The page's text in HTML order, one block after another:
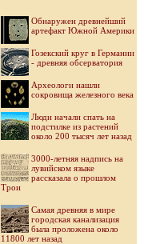
Обнаружен древнейший
артефакт Южной Америки
Гозекский круг в Германии
- древняя обсерватория
Археологи нашли
сокровища железного века
Люди начали спать на
подстилке из растений
около 200 тысяч лет назад
3000-летняя надпись на
лувийском языке
рассказала о прошлом
Трои
Самая древняя в мире
городская канализация
была проложена около
11800 лет назад